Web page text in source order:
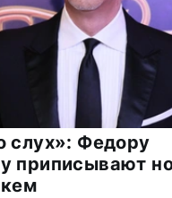
слух»: Федору
приписывают